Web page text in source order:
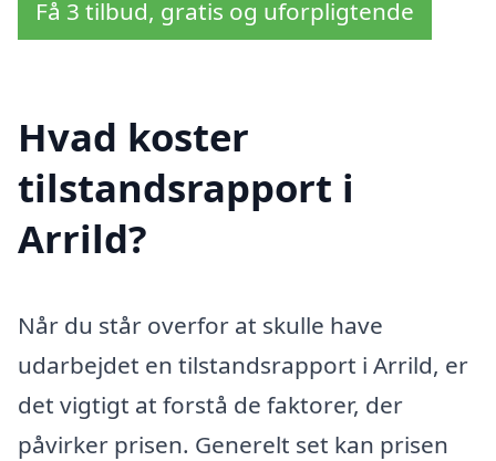
Få 3 tilbud, gratis og uforpligtende
Hvad koster
tilstandsrapport i
Arrild?
Når du står overfor at skulle have
udarbejdet en tilstandsrapport i Arrild, er
det vigtigt at forstå de faktorer, der
påvirker prisen. Generelt set kan prisen